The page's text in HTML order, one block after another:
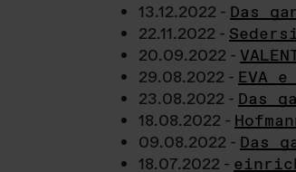
13.12.2022 - Das
22.11.2022 -
20.09.2022 -
29.08.2022 - EVA
23.08.2022 - Das
18.08.2022 -
09.08.2022 - Das
18.07.2022 -